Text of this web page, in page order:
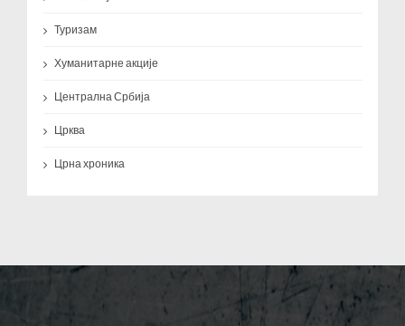
Туризам
Хуманитарне акције
Централна Србија
Црква
Црна хроника